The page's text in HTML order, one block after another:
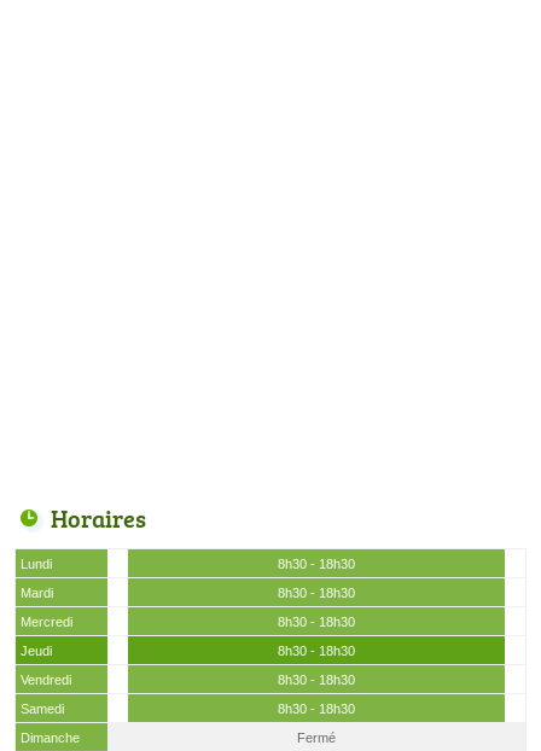
Horaires
Lundi
8h30 - 18h30
Mardi
8h30 - 18h30
Mercredi
8h30 - 18h30
Jeudi
8h30 - 18h30
Vendredi
8h30 - 18h30
Samedi
8h30 - 18h30
Dimanche
Fermé